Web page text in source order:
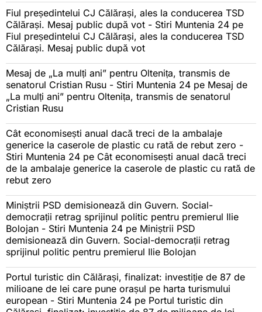
Fiul președintelui CJ Călărași, ales la conducerea TSD
Călărași. Mesaj public după vot - Stiri Muntenia 24 pe
Fiul președintelui CJ Călărași, ales la conducerea TSD
Călărași. Mesaj public după vot
Mesaj de „La mulți ani” pentru Oltenița, transmis de
senatorul Cristian Rusu - Stiri Muntenia 24 pe Mesaj de
„La mulți ani” pentru Oltenița, transmis de senatorul
Cristian Rusu
Cât economisești anual dacă treci de la ambalaje
generice la caserole de plastic cu rată de rebut zero -
Stiri Muntenia 24 pe Cât economisești anual dacă treci
de la ambalaje generice la caserole de plastic cu rată de
rebut zero
Miniștrii PSD demisionează din Guvern. Social-
democrații retrag sprijinul politic pentru premierul Ilie
Bolojan - Stiri Muntenia 24 pe Miniștrii PSD
demisionează din Guvern. Social-democrații retrag
sprijinul politic pentru premierul Ilie Bolojan
Portul turistic din Călărași, finalizat: investiție de 87 de
milioane de lei care pune orașul pe harta turismului
european - Stiri Muntenia 24 pe Portul turistic din